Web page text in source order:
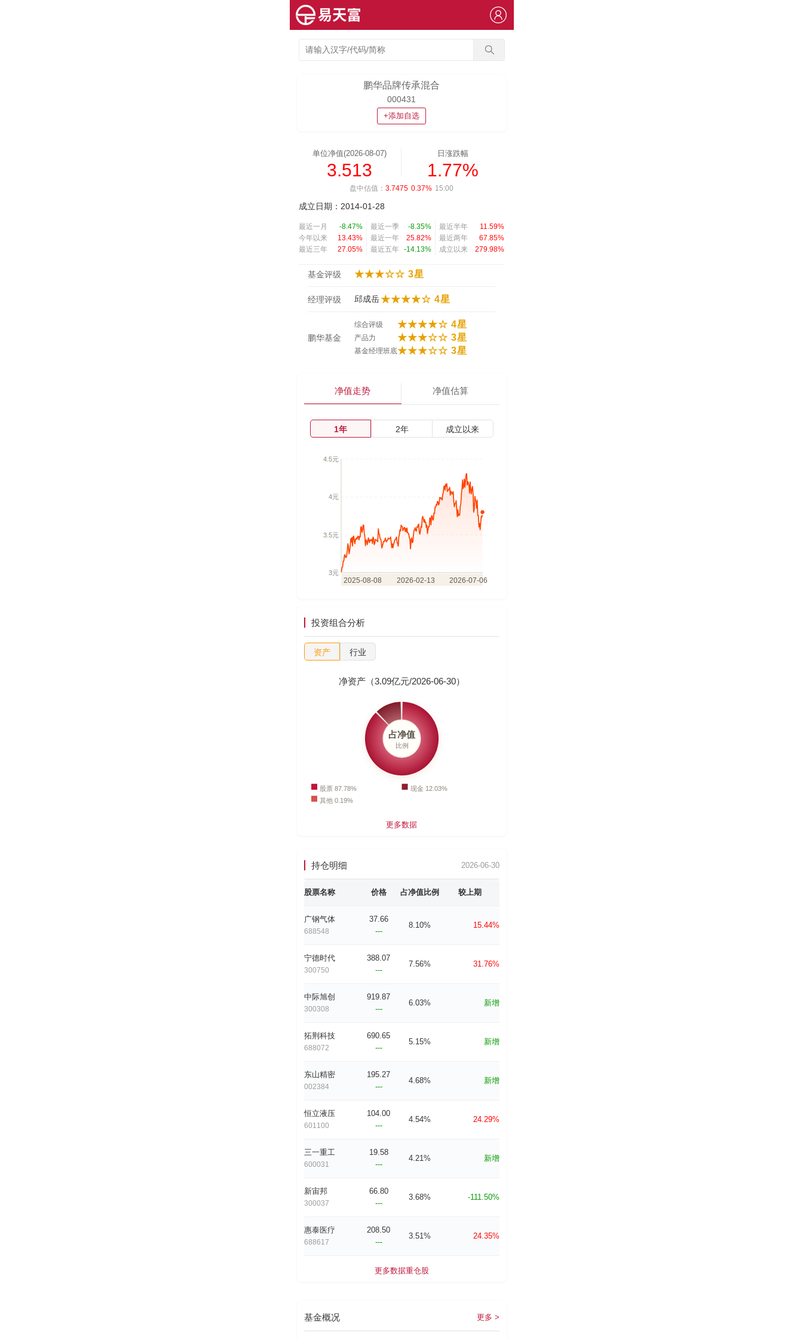
鹏华品牌传承混合
000431
+添加自选
单位净值(2026-08-07)
3.513
日涨跌幅
1.77%
盘中估值： 3.7475 0.37% 15:00
成立日期：2014-01-28
最近一月 -8.47% 最近一季 -8.35% 最近半年
11.59%
今年以来
13.43% 最近一年 25.82% 最近两年
67.85%
最近三年
27.05% 最近五年 -14.13% 成立以来 279.98%
基金评级 ★★★☆☆ 3星
经理评级 邱成岳★★★★☆ 4星
鹏华基金
综合评级 ★★★★☆ 4星
产品力 ★★★☆☆ 3星
基金经理班底★★★☆☆ 3星
净值走势 净值估算
1年 2年 成立以来
投资组合分析
资产 行业
净资产（3.09亿元/2026-06-30）
更多数据
持仓明细 2026-06-30
股票名称 价格 占净值比例 较上期
广钢气体
688548
37.66
---
8.10% 15.44%
宁德时代
300750
388.07
---
7.56% 31.76%
中际旭创
300308
919.87
---
6.03% 新增
拓荆科技
688072
690.65
---
5.15% 新增
东山精密
002384
195.27
---
4.68% 新增
恒立液压
601100
104.00
---
4.54% 24.29%
三一重工
600031
19.58
---
4.21% 新增
新宙邦
300037
66.80
---
3.68% -111.50%
惠泰医疗
688617
208.50
---
3.51% 24.35%
更多数据重仓股
基金概况 更多 >